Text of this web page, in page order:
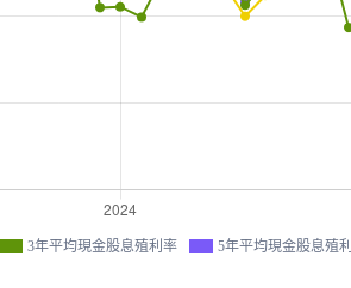
3年平均現金股息殖利率 5年平均現金股息殖